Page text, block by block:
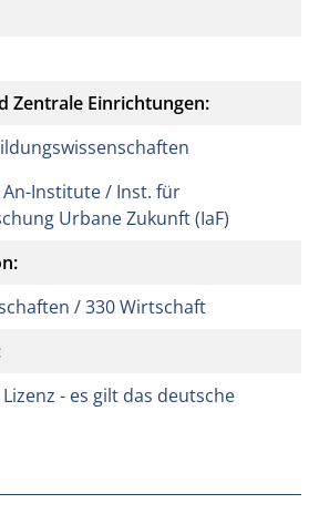
Zentrale Einrichtungen:
Institute / Inst. für
Urbane Zukunft (IaF)
/ 330 Wirtschaft
- es gilt das deutsche